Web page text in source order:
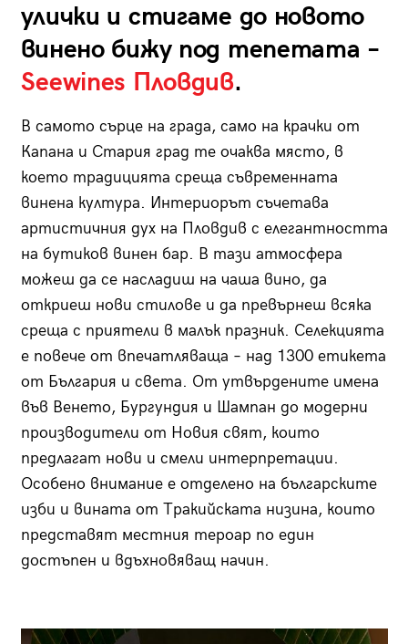
улички и стигаме до новото
винено бижу под тепетата –
Seewines Пловдив.
В самото сърце на града, само на крачки от
Капана и Стария град те очаква място, в
което традицията среща съвременната
винена култура. Интериорът съчетава
артистичния дух на Пловдив с елегантността
на бутиков винен бар. В тази атмосфера
можеш да се насладиш на чаша вино, да
откриеш нови стилове и да превърнеш всяка
среща с приятели в малък празник. Селекцията
е повече от впечатляваща – над 1300 етикета
от България и света. От утвърдените имена
във Венето, Бургундия и Шампан до модерни
производители от Новия свят, които
предлагат нови и смели интерпретации.
Особено внимание е отделено на българските
изби и вината от Тракийската низина, които
представят местния тероар по един
достъпен и вдъхновяващ начин.